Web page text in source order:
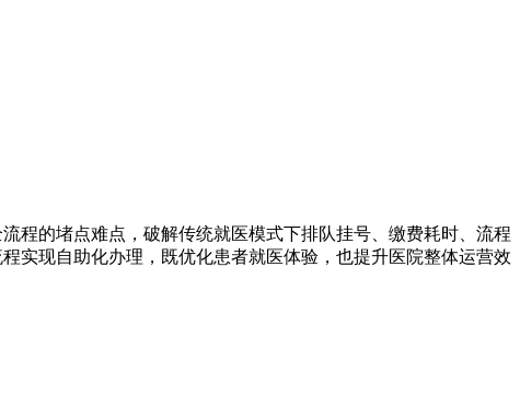
的堵点难点，破解传统就医模式下排队挂号、缴费耗时、流程
实现自助化办理，既优化患者就医体验，也提升医院整体运营效